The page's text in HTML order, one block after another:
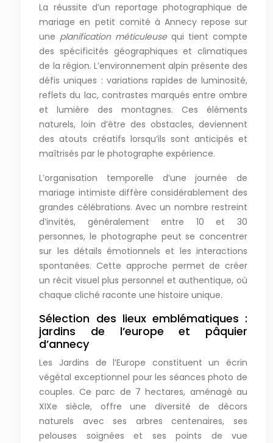
La réussite d’un reportage photographique de
mariage en petit comité à Annecy repose sur
une planification méticuleusequi tient compte
des spécificités géographiques et climatiques
de la région. L’environnement alpin présente des
défis uniques : variations rapides de luminosité,
reflets du lac, contrastes marqués entre ombre
et lumière des montagnes. Ces éléments
naturels, loin d’être des obstacles, deviennent
des atouts créatifs lorsqu’ils sont anticipés et
maîtrisés par le photographe expérience.
L’organisation temporelle d’une journée de
mariage intimiste diffère considérablement des
grandes célébrations. Avec un nombre restreint
d’invités, généralement entre 10 et 30
personnes, le photographe peut se concentrer
sur les détails émotionnels et les interactions
spontanées. Cette approche permet de créer
un récit visuel plus personnel et authentique, où
chaque cliché raconte une histoire unique.
Sélection des lieux emblématiques :
jardins de l’europe et pâquier
d’annecy
Les Jardins de l’Europe constituent un écrin
végétal exceptionnel pour les séances photo de
couples. Ce parc de 7 hectares, aménagé au
XIXe siècle, offre une diversité de décors
naturels avec ses arbres centenaires, ses
pelouses soignées et ses points de vue